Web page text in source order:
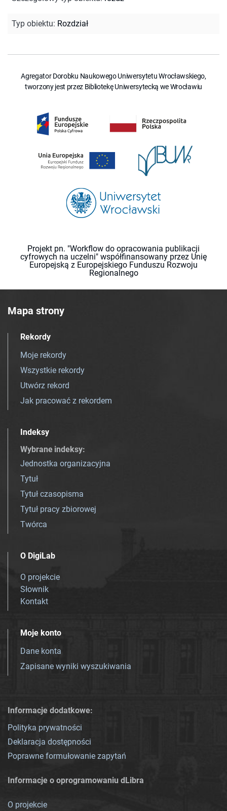
Typ obiektu: Rozdział
Agregator Dorobku Naukowego Uniwersytetu Wrocławskiego,
tworzony jest przez Bibliotekę Uniwersytecką we Wrocławiu
Projekt pn. "Workflow do opracowania publikacji
cyfrowych na uczelni" współfinansowany przez Unię
Europejską z Europejskiego Funduszu Rozwoju
Regionalnego
Mapa strony
Rekordy
Moje rekordy
Wszystkie rekordy
Utwórz rekord
Jak pracować z rekordem
Indeksy
Wybrane indeksy:
Jednostka organizacyjna
Tytuł
Tytuł czasopisma
Tytuł pracy zbiorowej
Twórca
O DigiLab
O projekcie
Słownik
Kontakt
Moje konto
Dane konta
Zapisane wyniki wyszukiwania
Informacje dodatkowe:
Polityka prywatności
Deklaracja dostępności
Poprawne formułowanie zapytań
Informacje o oprogramowaniu dLibra
O projekcie